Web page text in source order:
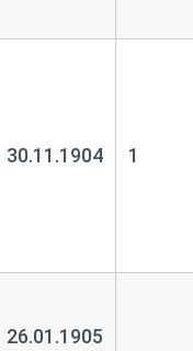
30.11.1904 1
26.01.1905